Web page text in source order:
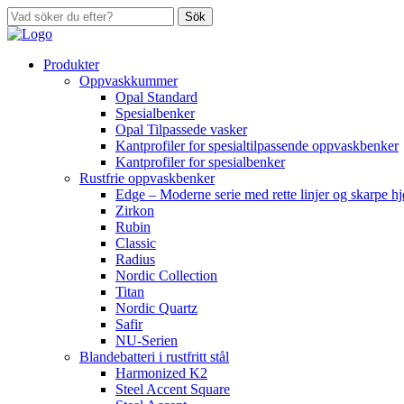
Sök
Produkter
Oppvaskkummer
Opal Standard
Spesialbenker
Opal Tilpassede vasker
Kantprofiler for spesialtilpassende oppvaskbenker
Kantprofiler for spesialbenker
Rustfrie oppvaskbenker
Edge – Moderne serie med rette linjer og skarpe
Zirkon
Rubin
Classic
Radius
Nordic Collection
Titan
Nordic Quartz
Safir
NU-Serien
Blandebatteri i rustfritt stål
Harmonized K2
Steel Accent Square